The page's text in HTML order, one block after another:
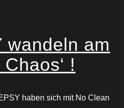
wandeln am
!
haben sich mit No Clean